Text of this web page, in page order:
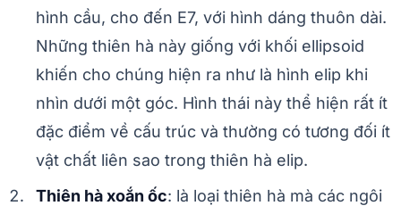
hình cầu, cho đến E7, với hình dáng thuôn dài.
Những thiên hà này giống với khối ellipsoid
khiến cho chúng hiện ra như là hình elip khi
nhìn dưới một góc. Hình thái này thể hiện rất ít
đặc điểm về cấu trúc và thường có tương đối ít
vật chất liên sao trong thiên hà elip.
Thiên hà xoắn ốc: là loại thiên hà mà các ngôi